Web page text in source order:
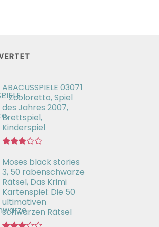
ABACUSSPIELE 03071
- Zooloretto, Spiel
des Jahres 2007,
Brettspiel,
Kinderspiel
mit
3.02
von 5
Moses black stories
3, 50 rabenschwarze
Rätsel, Das Krimi
Kartenspiel: Die 50
ultimativen
schwarzen Rätsel